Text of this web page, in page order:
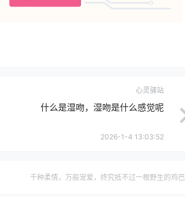
心灵驿站
什么是湿吻，湿吻是什么感觉呢
2026-1-4 13:03:52
千种柔情，万般宠爱，终究抵不过一根野生的鸡巴